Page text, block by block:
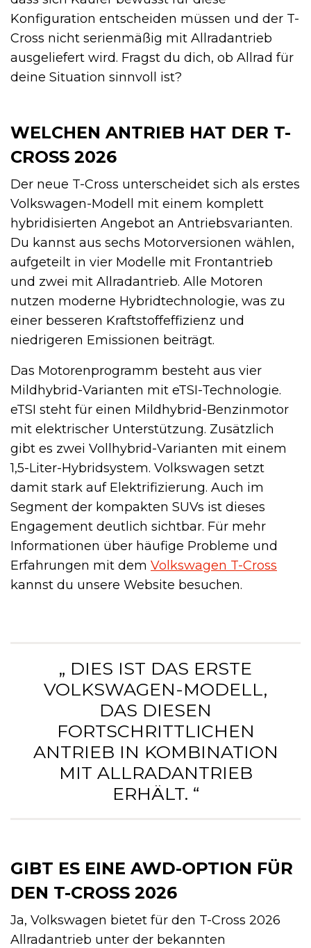
Konfiguration entscheiden müssen und der T-
Cross nicht serienmäßig mit Allradantrieb
ausgeliefert wird. Fragst du dich, ob Allrad für
deine Situation sinnvoll ist?
WELCHEN ANTRIEB HAT DER T-
CROSS 2026
Der neue T-Cross unterscheidet sich als erstes
Volkswagen-Modell mit einem komplett
hybridisierten Angebot an Antriebsvarianten.
Du kannst aus sechs Motorversionen wählen,
aufgeteilt in vier Modelle mit Frontantrieb
und zwei mit Allradantrieb. Alle Motoren
nutzen moderne Hybridtechnologie, was zu
einer besseren Kraftstoffeffizienz und
niedrigeren Emissionen beiträgt.
Das Motorenprogramm besteht aus vier
Mildhybrid-Varianten mit eTSI-Technologie.
eTSI steht für einen Mildhybrid-Benzinmotor
mit elektrischer Unterstützung. Zusätzlich
gibt es zwei Vollhybrid-Varianten mit einem
1,5-Liter-Hybridsystem. Volkswagen setzt
damit stark auf Elektrifizierung. Auch im
Segment der kompakten SUVs ist dieses
Engagement deutlich sichtbar. Für mehr
Informationen über häufige Probleme und
Erfahrungen mit dem Volkswagen T-Cross
kannst du unsere Website besuchen.
„ DIES IST DAS ERSTE
VOLKSWAGEN-MODELL,
DAS DIESEN
FORTSCHRITTLICHEN
ANTRIEB IN KOMBINATION
MIT ALLRADANTRIEB
ERHÄLT. “
GIBT ES EINE AWD-OPTION FÜR
DEN T-CROSS 2026
Ja, Volkswagen bietet für den T-Cross 2026
Allradantrieb unter der bekannten